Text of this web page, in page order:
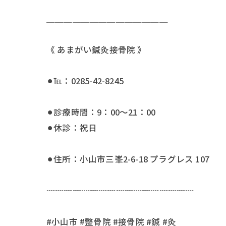
《 あまがい鍼灸接骨院 》
⚫︎℡：0285-42-8245
⚫︎診療時間：9：00〜21：00
⚫︎休診：祝日
⚫︎住所：小山市三峯2-6-18 プラグレス 107
┈┈┈┈┈┈┈┈┈┈┈┈┈┈┈┈┈
#小山市 #整骨院 #接骨院 #鍼 #灸